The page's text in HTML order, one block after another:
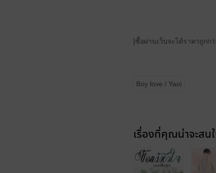
[ซื้อผ่านเว็บจะได้ราคาถูกก
Boy love / Yaoi
เรื่องที่คุณน่าจะสน